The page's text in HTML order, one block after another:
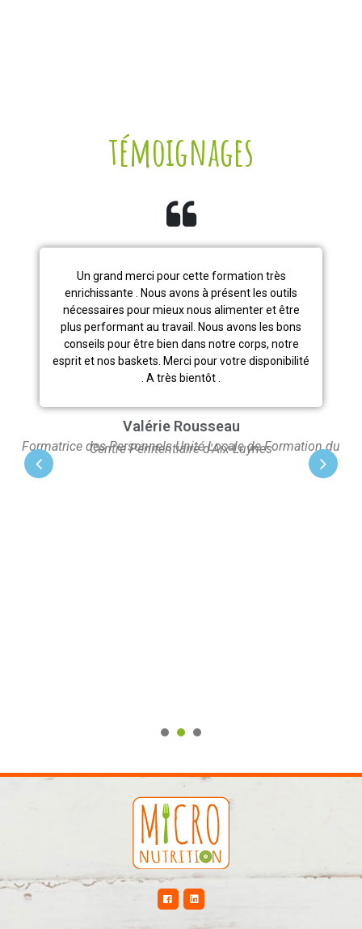
témoignages
Un grand merci pour cette formation très
enrichissante . Nous avons à présent les outils
nécessaires pour mieux nous alimenter et être
plus performant au travail. Nous avons les bons
conseils pour être bien dans notre corps, notre
esprit et nos baskets. Merci pour votre disponibilité
. A très bientôt .
Valérie Rousseau
Formatrice des Personnels Unité Locale de Formation du
Centre Pénitentiaire d'Aix-Luynes